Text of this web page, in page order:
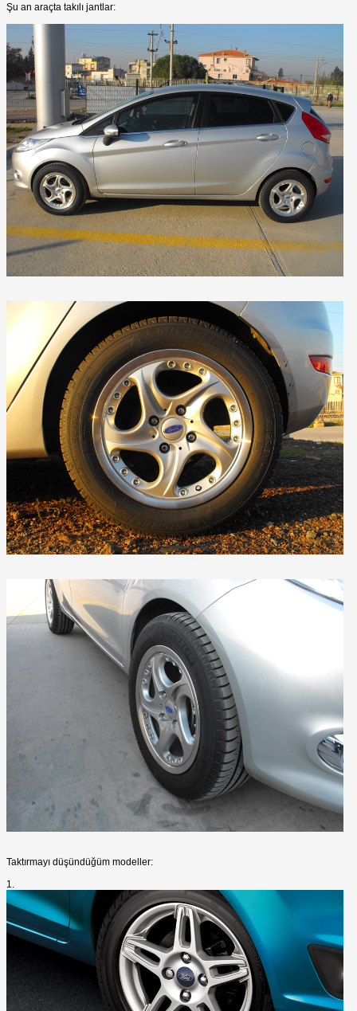
Şu an araçta takılı jantlar:
Taktırmayı düşündüğüm modeller:
1.